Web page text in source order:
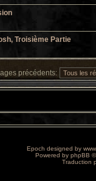
Troisième Partie
précédents:
Epoch designed by
Powered by phpBB
Traduction